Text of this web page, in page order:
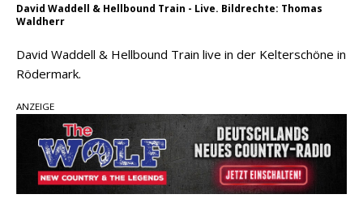
David Waddell & Hellbound Train - Live. Bildrechte: Thomas
Waldherr
David Waddell & Hellbound Train live in der Kelterschöne in
Rödermark.
ANZEIGE